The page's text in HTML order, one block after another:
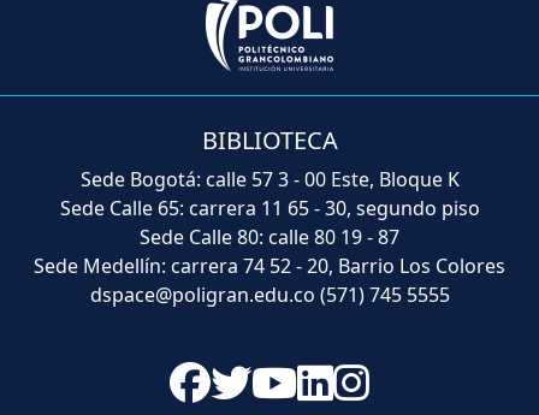
BIBLIOTECA
Sede Bogotá: calle 57 3 - 00 Este, Bloque K
Sede Calle 65: carrera 11 65 - 30, segundo piso
Sede Calle 80: calle 80 19 - 87
Sede Medellín: carrera 74 52 - 20, Barrio Los Colores
dspace@poligran.edu.co (571) 745 5555